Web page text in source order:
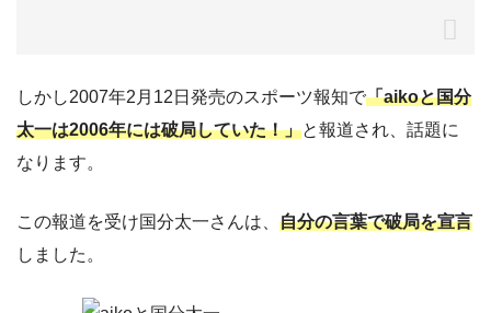
しかし2007年2月12日発売のスポーツ報知で「aikoと国分
太一は2006年には破局していた！」と報道され、話題に
なります。
この報道を受け国分太一さんは、 自分の言葉で破局を宣言
しました。